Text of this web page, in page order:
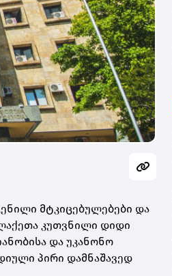
მტკიცებულებები და
კუთვნილი დიდი
და უკანონო
პირი დამნაშავედ